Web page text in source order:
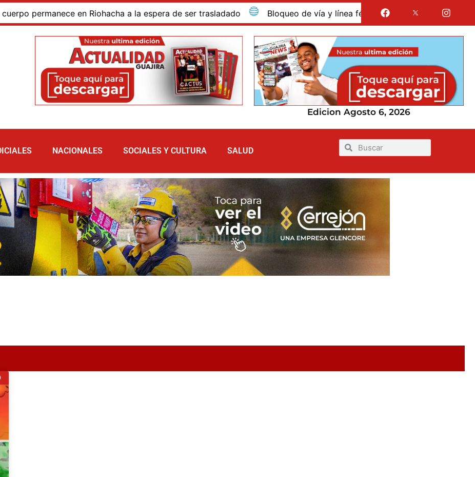
en Riohacha a la espera de ser trasladado Bloqueo de vía y línea férrea en Albania por presunto
Edicion Agosto 6, 2026
NACIONALES SOCIALES Y CULTURA SALUD